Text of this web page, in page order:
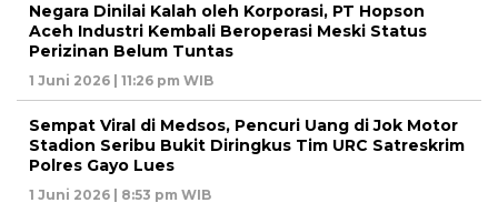
Negara Dinilai Kalah oleh Korporasi, PT Hopson
Aceh Industri Kembali Beroperasi Meski Status
Perizinan Belum Tuntas
1 Juni 2026 | 11:26 pm WIB
Sempat Viral di Medsos, Pencuri Uang di Jok Motor
Stadion Seribu Bukit Diringkus Tim URC Satreskrim
Polres Gayo Lues
1 Juni 2026 | 8:53 pm WIB